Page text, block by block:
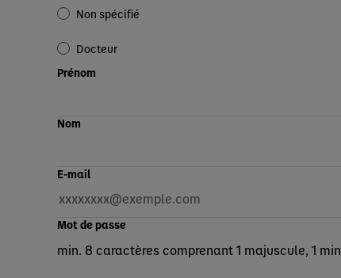
Non spécifié
Docteur
Prénom
Nom
E-mail
Mot de passe
min. 8 caractères comprenant 1 majuscule, 1